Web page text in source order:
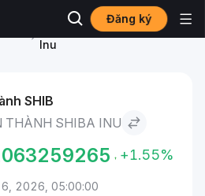
Đăng ký
Krona Thụy Điển to Shiba
Inu
SHIB
THÀNH SHIBA INU
+1.55%
6, 2026, 05:00:00